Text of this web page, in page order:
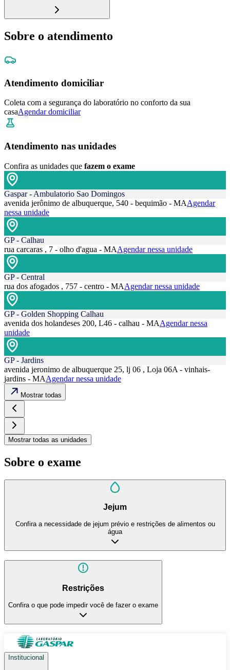
Sobre o atendimento
Atendimento domiciliar
Coleta com a segurança do laboratório no conforto da sua
casaAgendar domiciliar
Atendimento nas unidades
Confira as unidades que fazem o exame
Gaspar - Ambulatorio Sao Domingos
avenida jerônimo de albuquerque, 540 - bequimão - MAAgendar
nessa unidade
GP - Calhau
rua carcaras , 7 - olho d'agua - MAAgendar nessa unidade
GP - Central
rua dos afogados , 757 - centro - MAAgendar nessa unidade
GP - Golden Shopping Calhau
avenida dos holandeses 200, L46 - calhau - MAAgendar nessa
unidade
GP - Jardins
avenida jeronimo de albuquerque 25, lj 06 , Loja 06A - vinhais-
jardins - MAAgendar nessa unidade
Mostrar todas
Mostrar todas as unidades
Sobre o exame
Jejum
Confira a necessidade de jejum prévio e restrições de alimentos ou
água
Restrições
Confira o que pode impedir você de fazer o exame
Institucional